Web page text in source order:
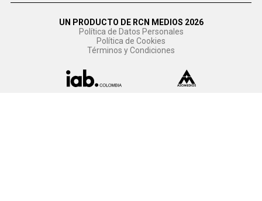
UN PRODUCTO DE RCN MEDIOS 2026
Política de Datos Personales
Política de Cookies
Términos y Condiciones